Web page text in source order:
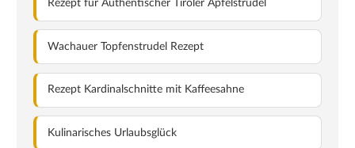
Rezept für Authentischer Tiroler Apfelstrudel
Wachauer Topfenstrudel Rezept
Rezept Kardinalschnitte mit Kaffeesahne
Kulinarisches Urlaubsglück